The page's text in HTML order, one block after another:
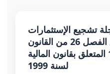
تشجيع الإستثمارات
ومدى إنعكاسات تطبيق الفصل 26 من القانون
عدد 111 لسنة 1998 المتعلق بقانون المالية
لسنة 1999